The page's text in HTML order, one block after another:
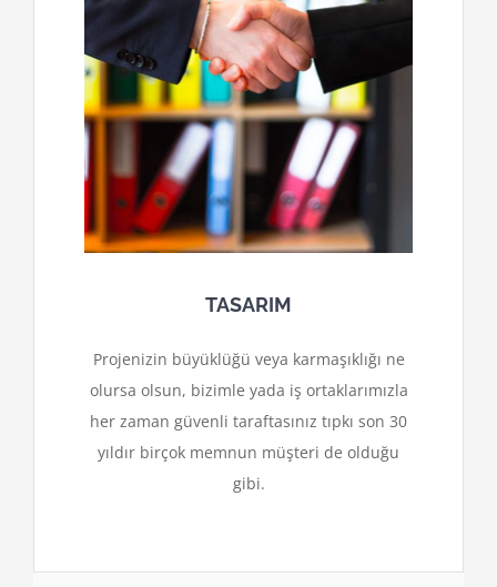
TASARIM
Projenizin büyüklüğü veya karmaşıklığı ne
olursa olsun, bizimle yada iş ortaklarımızla
her zaman güvenli taraftasınız tıpkı son 30
yıldır birçok memnun müşteri de olduğu
gibi.